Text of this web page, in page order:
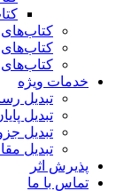
خدمات ویژه
تبدیل
تبدیل
تبدیل
تبدیل
پذیرش اثر
تماس با ما